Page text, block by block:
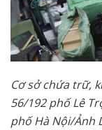
Cơ sở chứa trữ,
56/192 phố Lê
phố Hà Nội/Ảnh